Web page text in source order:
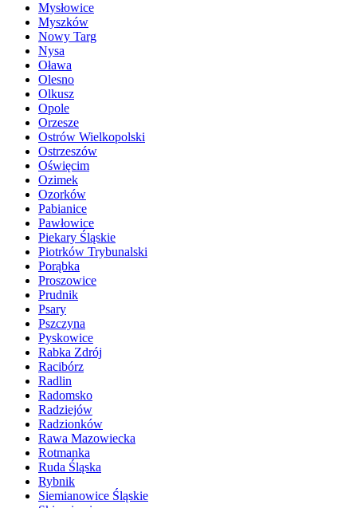
Mysłowice
Myszków
Nowy Targ
Nysa
Oława
Olesno
Olkusz
Opole
Orzesze
Ostrów Wielkopolski
Ostrzeszów
Oświęcim
Ozimek
Ozorków
Pabianice
Pawłowice
Piekary Śląskie
Piotrków Trybunalski
Porąbka
Proszowice
Prudnik
Psary
Pszczyna
Pyskowice
Rabka Zdrój
Racibórz
Radlin
Radomsko
Radziejów
Radzionków
Rawa Mazowiecka
Rotmanka
Ruda Śląska
Rybnik
Siemianowice Śląskie